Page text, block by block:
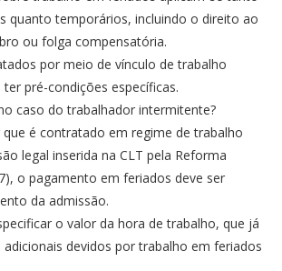
quanto temporários, incluindo o direito ao
ou folga compensatória.
por meio de vínculo de trabalho
pré-condições específicas.
caso do trabalhador intermitente?
é contratado em regime de trabalho
legal inserida na CLT pela Reforma
o pagamento em feriados deve ser
da admissão.
o valor da hora de trabalho, que já
devidos por trabalho em feriados